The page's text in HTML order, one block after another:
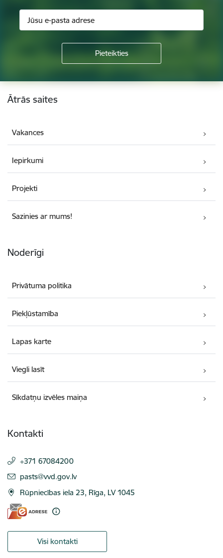
Kājene
Ātrās saites
Vakances
Iepirkumi
Projekti
Sazinies ar mums!
Noderīgi
Privātuma politika
Piekļūstamība
Lapas karte
Viegli lasīt
Sīkdatņu izvēles maiņa
Kontakti
+371 67084200
E-pasts:
pasts@vvd.gov.lv
Rūpniecības iela 23, Rīga, LV 1045
Visi kontakti